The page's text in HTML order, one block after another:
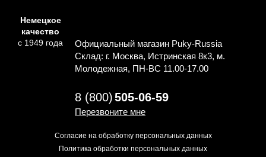
Немецкое
качество
с 1949 года
Официальный магазин Puky-Russia
Склад: г. Москва, Истринская 8к3, м.
Молодежная, ПН-ВС 11.00-17.00
8 (800)505-06-59
Перезвоните мне
Согласие на обработку персональных данных
Политика обработки персональных данных